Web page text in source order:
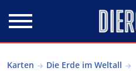
Karten Die Erde im Weltall